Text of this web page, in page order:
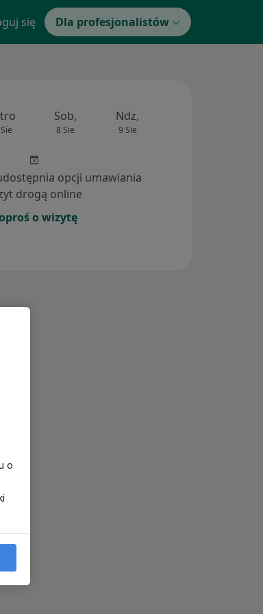
się Dla profesjonalistów
Sob,
8 Sie
Ndz,
9 Sie
opcji umawiania
drogą online
o wizytę
o